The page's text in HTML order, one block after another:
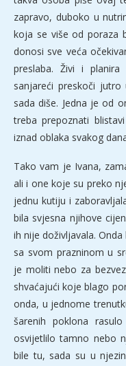
zapravo, duboko u
koja se više od poraza
donosi sve veća
preslaba. Živi i
sanjareći preskoči
sada diše. Jedna je od
treba prepoznati
iznad oblaka svakog
Tako vam je Ivana,
ali i one koje su preko
jednu kutiju i
bila svjesna njihove
ih nije doživljavala.
sa svom prazninom u
je moliti nebo za
shvaćajući koje blago
onda, u jednome
šarenih poklona
osvijetlilo tamno nebo
bile tu, sada su u